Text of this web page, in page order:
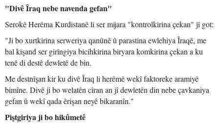
"Divê Îraq nebe navenda gefan"
Serokê Herêma Kurdistanê li ser mijara "kontrolkirina çekan" jî got:
"Ji bo xurtkirina serweriya qanûnê û parastina ewlehiya Îraqê, me
bal kişand ser girîngiya bicihkirina biryara komkirina çekan a ku
tenê di destê dewletê de bin.
Me destnîşan kir ku divê Îraq li herêmê wekî faktoreke aramiyê
bimîne. Divê ji bo welatên cîran an jî dewletên din nebe çavkaniya
gefan û wekî qada êrişan neyê bikaranîn."
Piştgiriya ji bo hikûmetê